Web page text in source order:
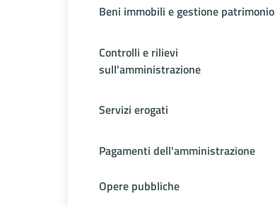
Beni immobili e gestione patrimonio
Controlli e rilievi
sull'amministrazione
Servizi erogati
Pagamenti dell'amministrazione
Opere pubbliche